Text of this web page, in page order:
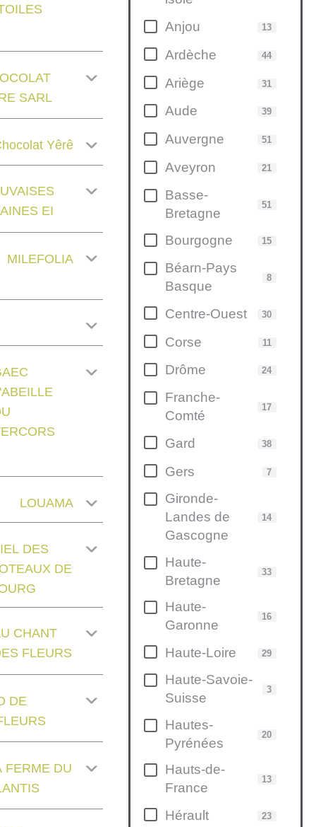
Anjou 13
Ardèche 44
Ariège 31
Aude 39
Auvergne 51
Aveyron 21
Basse-
Bretagne
51
Bourgogne 15
Béarn-Pays
Basque
8
Centre-Ouest 30
Corse 11
Drôme 24
Franche-
Comté
17
Gard 38
Gers 7
Gironde-
Landes de
Gascogne
14
Haute-
Bretagne
33
Haute-
Garonne
16
Haute-Loire 29
Haute-Savoie-
Suisse
3
Hautes-
Pyrénées
20
Hauts-de-
France
13
Hérault 23
SARL
Yêrê
EI
MILEFOLIA
LOUAMA
DES
DE
CHANT
FLEURS
DE
FERME DU